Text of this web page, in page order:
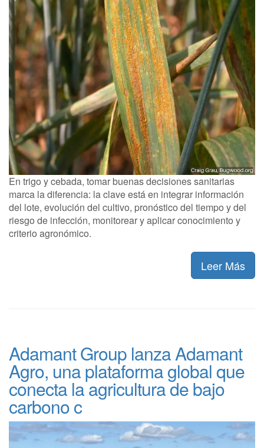
En trigo y cebada, tomar buenas decisiones sanitarias
marca la diferencia: la clave está en integrar información
del lote, evolución del cultivo, pronóstico del tiempo y del
riesgo de infección, monitorear y aplicar conocimiento y
criterio agronómico.
Leer Más
Adamant Group lanza Adamant
Agro, una plataforma global que
conecta la agricultura de bajo
carbono c